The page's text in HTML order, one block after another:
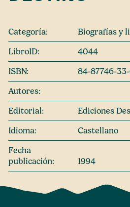
Categoría:
Biografías y
LibroID:
4044
ISBN:
84-87746-
Autores:
Editorial:
Ediciones
Idioma:
Castellano
Fecha
publicación:
1994